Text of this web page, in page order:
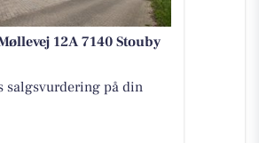
12A 7140 Stouby
salgsvurdering på din